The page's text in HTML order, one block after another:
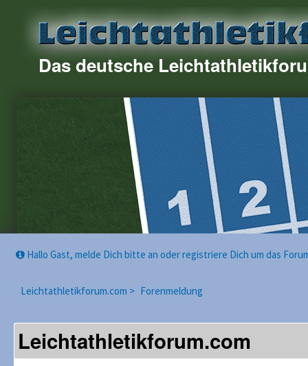
Das deutsche
Hallo Gast, melde Dich bitte an oder registriere Dich um das
Leichtathletikforum.com > Forenmeldung
Leichtathletikforum.com